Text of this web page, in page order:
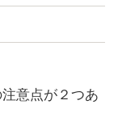
意点が２つあ